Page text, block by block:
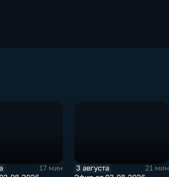
17 мин
3 августа
21 мин